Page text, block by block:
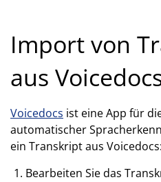
Import von
aus
Voicedocs ist eine App für
automatischer
ein Transkript aus Voicedocs:
Bearbeiten Sie das